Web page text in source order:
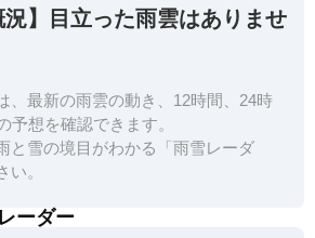
況】目立った雨雲はありませ
、最新の雨雲の動き、12時間、24時
予想を確認できます。
と雪の境目がわかる「雨雪レーダ
い。
ーダー